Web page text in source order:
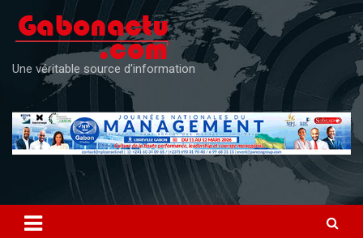
content
Une véritable source d'information